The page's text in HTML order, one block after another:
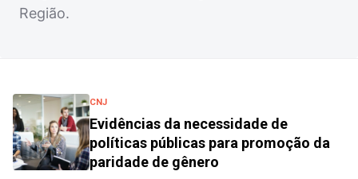
Região.
CNJ
Evidências da necessidade de
políticas públicas para promoção da
paridade de gênero